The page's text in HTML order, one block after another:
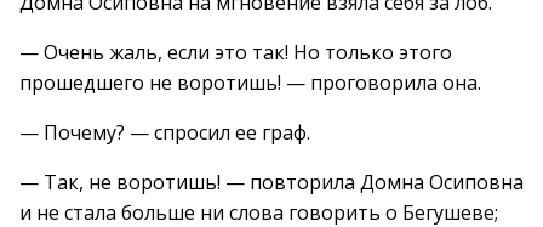
— Очень жаль, если это так! Но только этого
прошедшего не воротишь! — проговорила она.
— Почему? — спросил ее граф.
— Так, не воротишь! — повторила Домна Осиповна
и не стала больше ни слова говорить о Бегушеве;